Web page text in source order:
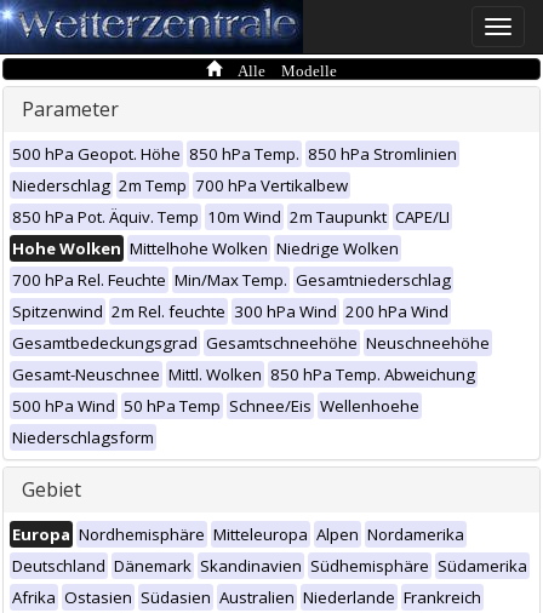
Toggle
Alle Modelle
Parameter
500 hPa Geopot. Höhe 850 hPa Temp. 850 hPa Stromlinien
Niederschlag 2m Temp 700 hPa Vertikalbew
850 hPa Pot. Äquiv. Temp 10m Wind 2m Taupunkt CAPE/LI
Hohe Wolken Mittelhohe Wolken Niedrige Wolken
700 hPa Rel. Feuchte Min/Max Temp. Gesamtniederschlag
Spitzenwind 2m Rel. feuchte 300 hPa Wind 200 hPa Wind
Gesamtbedeckungsgrad Gesamtschneehöhe Neuschneehöhe
Gesamt-Neuschnee Mittl. Wolken 850 hPa Temp. Abweichung
500 hPa Wind 50 hPa Temp Schnee/Eis Wellenhoehe
Niederschlagsform
Gebiet
Europa Nordhemisphäre Mitteleuropa Alpen Nordamerika
Deutschland Dänemark Skandinavien Südhemisphäre Südamerika
Afrika Ostasien Südasien Australien Niederlande Frankreich